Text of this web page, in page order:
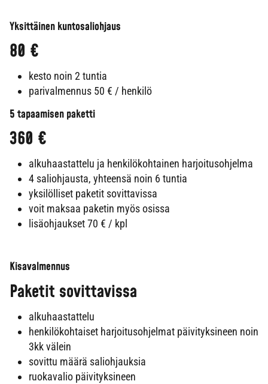
Yksittäinen kuntosaliohjaus
80 €
kesto noin 2 tuntia
parivalmennus 50 € / henkilö
5 tapaamisen paketti
360 €
alkuhaastattelu ja henkilökohtainen harjoitusohjelma
4 saliohjausta, yhteensä noin 6 tuntia
yksilölliset paketit sovittavissa
voit maksaa paketin myös osissa
lisäohjaukset 70 € / kpl
Kisavalmennus
Paketit sovittavissa
alkuhaastattelu
henkilökohtaiset harjoitusohjelmat päivityksineen noin
3kk välein
sovittu määrä saliohjauksia
ruokavalio päivityksineen